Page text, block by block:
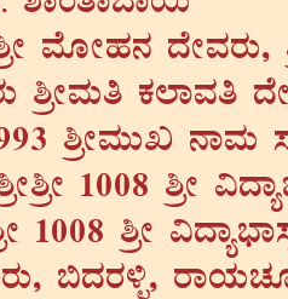
ªÉÆÃºÀ£À
²æÃªÀÄw PÀ¯ÁªÀw
²æÃªÀÄÄR £ÁªÀÄ
1008 ²æÃ
1008 ²æÃ
©zÀgÀ½î,